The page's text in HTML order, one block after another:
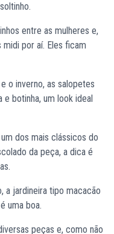
entre as mulheres e,
por aí. Eles ficam
o inverno, as salopetes
botinha, um look ideal
dos mais clássicos do
da peça, a dica é
a jardineira tipo macacão
uma boa.
peças e, como não